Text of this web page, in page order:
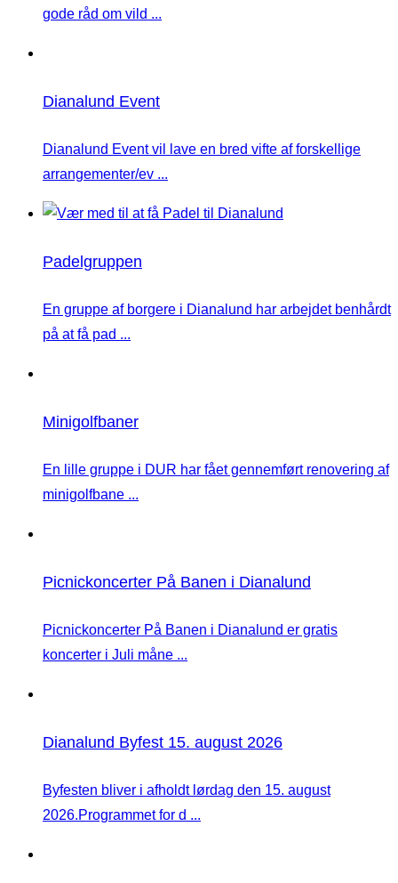
gode råd om vild ...
Dianalund Event
Dianalund Event vil lave en bred vifte af forskellige
arrangementer/ev ...
Padelgruppen
En gruppe af borgere i Dianalund har arbejdet benhårdt
på at få pad ...
Minigolfbaner
En lille gruppe i DUR har fået gennemført renovering af
minigolfbane ...
Picnickoncerter På Banen i Dianalund
Picnickoncerter På Banen i Dianalund er gratis
koncerter i Juli måne ...
Dianalund Byfest 15. august 2026
Byfesten bliver i afholdt lørdag den 15. august
2026.Programmet for d ...